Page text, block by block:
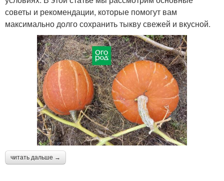
советы и рекомендации, которые помогут вам
максимально долго сохранить тыкву свежей и вкусной.
читать дальше →